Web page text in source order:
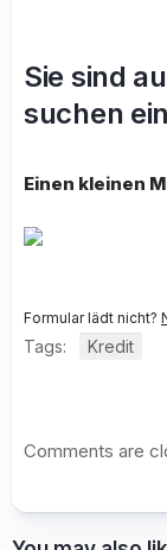
Sie sind
suchen
Einen kleinen
Formular lädt nicht?
Tags: Kredit
Comments are